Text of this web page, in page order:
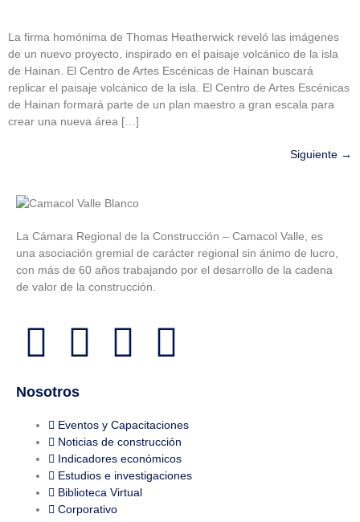
La firma homónima de Thomas Heatherwick reveló las imágenes
de un nuevo proyecto, inspirado en el paisaje volcánico de la isla
de Hainan. El Centro de Artes Escénicas de Hainan buscará
replicar el paisaje volcánico de la isla. El Centro de Artes Escénicas
de Hainan formará parte de un plan maestro a gran escala para
crear una nueva área […]
Siguiente →
La Cámara Regional de la Construcción – Camacol Valle, es
una asociación gremial de carácter regional sin ánimo de lucro,
con más de 60 años trabajando por el desarrollo de la cadena
de valor de la construcción.
Nosotros
Eventos y Capacitaciones
Noticias de construcción
Indicadores económicos
Estudios e investigaciones
Biblioteca Virtual
Corporativo